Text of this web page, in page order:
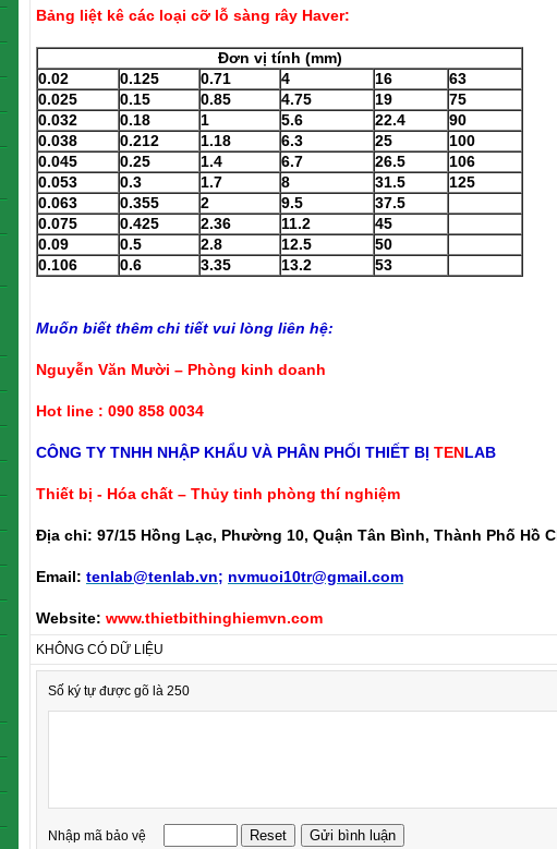
Bảng liệt kê các loại cỡ lỗ sàng rây Haver:
Đơn vị tính (mm)
0.02
0.125 0.71 4 16
63
0.025
0.15 0.85 4.75 19
75
0.032
0.18 1 5.6 22.4
90
0.038
0.212 1.18 6.3 25
100
0.045
0.25 1.4 6.7 26.5
106
0.053
0.3 1.7 8 31.5
125
0.063
0.355 2 9.5
37.5
0.075
0.425 2.36 11.2
45
0.09
0.5 2.8 12.5
50
0.106
0.6 3.35 13.2 53
Muốn biết thêm chi tiết vui lòng liên hệ:
Nguyễn Văn Mười – Phòng kinh doanh
Hot line : 090 858 0034
CÔNG TY TNHH NHẬP KHẨU VÀ PHÂN PHỐI THIẾT BỊ TENLAB
Thiết bị - Hóa chất – Thủy tinh phòng thí nghiệm
Địa chỉ: 97/15 Hồng Lạc, Phường 10, Quận Tân Bình, Thành Phố Hồ
Email: tenlab@tenlab.vn; nvmuoi10tr@gmail.com
Website: www.thietbithinghiemvn.com
KHÔNG CÓ DỮ LIỆU
Số ký tự được gõ là 250
Nhập mã bảo vệ